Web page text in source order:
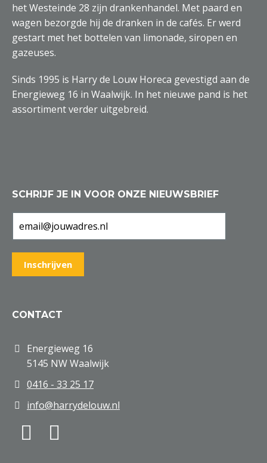
het Westeinde 28 zijn drankenhandel. Met paard en
wagen bezorgde hij de dranken in de cafés. Er werd
gestart met het bottelen van limonade, siropen en
gazeuses.
Sinds 1995 is Harry de Louw Horeca gevestigd aan de
Energieweg 16 in Waalwijk. In het nieuwe pand is het
assortiment verder uitgebreid.
SCHRIJF JE IN VOOR ONZE NIEUWSBRIEF
CONTACT
Energieweg 16
5145 NW Waalwijk
0416 - 33 25 17
info@harrydelouw.nl